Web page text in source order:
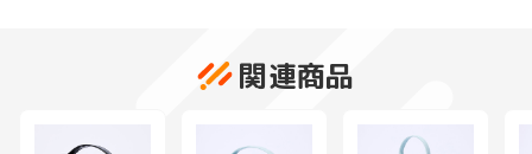
関連商品